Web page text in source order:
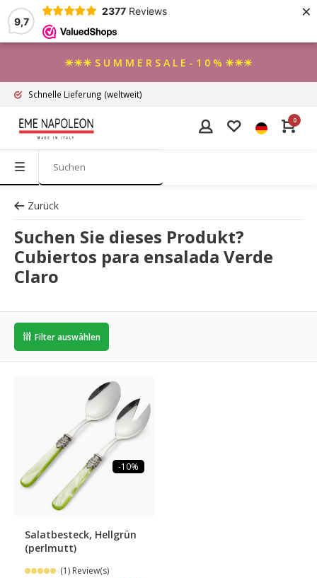
9,7
2377 Reviews ×
☀☀☀ S U M M E R S A L E - 1 0 % ☀☀☀
Schnelle Lieferung (weltweit)
0
Zurück
Suchen Sie dieses Produkt?
Cubiertos para ensalada Verde
Claro
Filter auswählen
-10%
Salatbesteck, Hellgrün
(perlmutt)
(1) Review(s)